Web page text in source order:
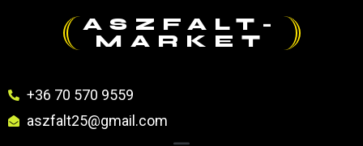
ASZFALT-
MARKET
+36 70 570 9559
aszfalt25@gmail.com